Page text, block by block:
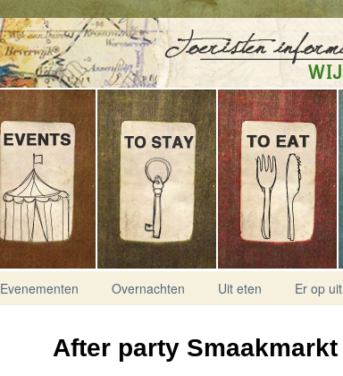
Evenementen Overnachten Uit eten Er op uit
After party Smaakmarkt